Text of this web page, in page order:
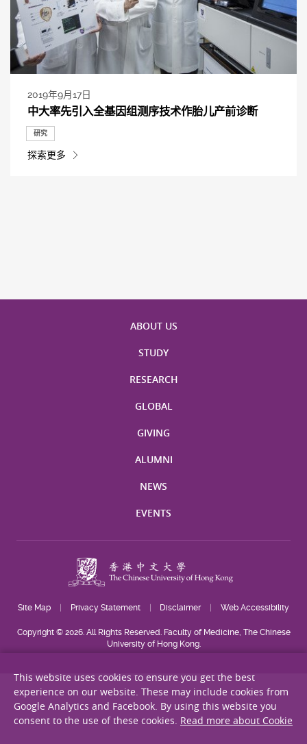
2019年9月17日
中大率先引入全基因组测序技术作胎儿产前诊断
研究
探索更多
ABOUT US
STUDY
RESEARCH
GLOBAL
GIVING
ALUMNI
NEWS
EVENTS
Site Map Privacy Statement Disclaimer Web Accessibility
Copyright © 2026. All Rights Reserved. Faculty of Medicine, The Chinese
University of Hong Kong.
This website uses cookies to ensure you get the best
experience on our website. These may include cookies from
Google Analytics and Facebook. By using this website you
consent to the use of these cookies. Read more about Cookie